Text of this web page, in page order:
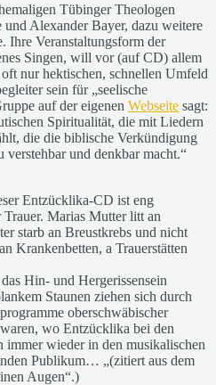
Tübinger Theologen
Alexander Bayer, dazu weitere
Ihre Veranstaltungsform der
Singen, will vor (auf CD) allem
nur hektischen, schnellen Umfeld
sein für „seelische
auf der eigenen Webseite sagt:
Spiritualität, die mit Liedern
die die biblische Verkündigung
und denkbar macht.“
Entzücklika-CD ist eng
Marias Mutter litt an
starb an Breustkrebs und nicht
Krankenbetten, a Trauerstätten
Hin- und Hergerissensein
Staunen ziehen sich durch
oberschwäbischer
wo Entzücklika bei den
immer wieder in den musikalischen
Publikum… „(zitiert aus dem
Augen“.)